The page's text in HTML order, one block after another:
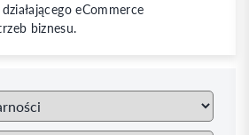
eCommerce
biznesu.